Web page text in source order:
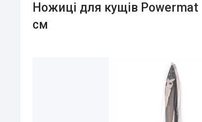
Ножиці для кущів Powermat
см